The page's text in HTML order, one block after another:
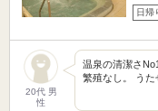
日帰
20代 男
性
温泉の清潔さ
繁殖なし。 う